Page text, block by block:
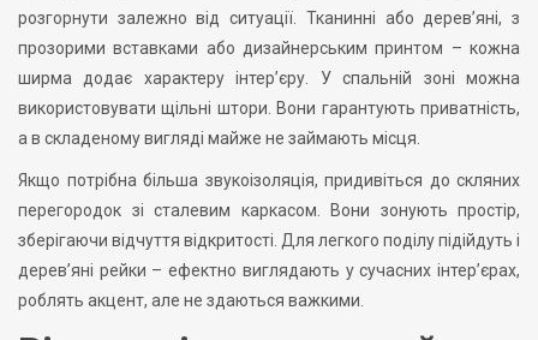
розгорнути залежно від ситуації. Тканинні або дерев’яні, з
прозорими вставками або дизайнерським принтом – кожна
ширма додає характеру інтер’єру. У спальній зоні можна
використовувати щільні штори. Вони гарантують приватність,
а в складеному вигляді майже не займають місця.
Якщо потрібна більша звукоізоляція, придивіться до скляних
перегородок зі сталевим каркасом. Вони зонують простір,
зберігаючи відчуття відкритості. Для легкого поділу підійдуть і
дерев’яні рейки – ефектно виглядають у сучасних інтер’єрах,
роблять акцент, але не здаються важкими.